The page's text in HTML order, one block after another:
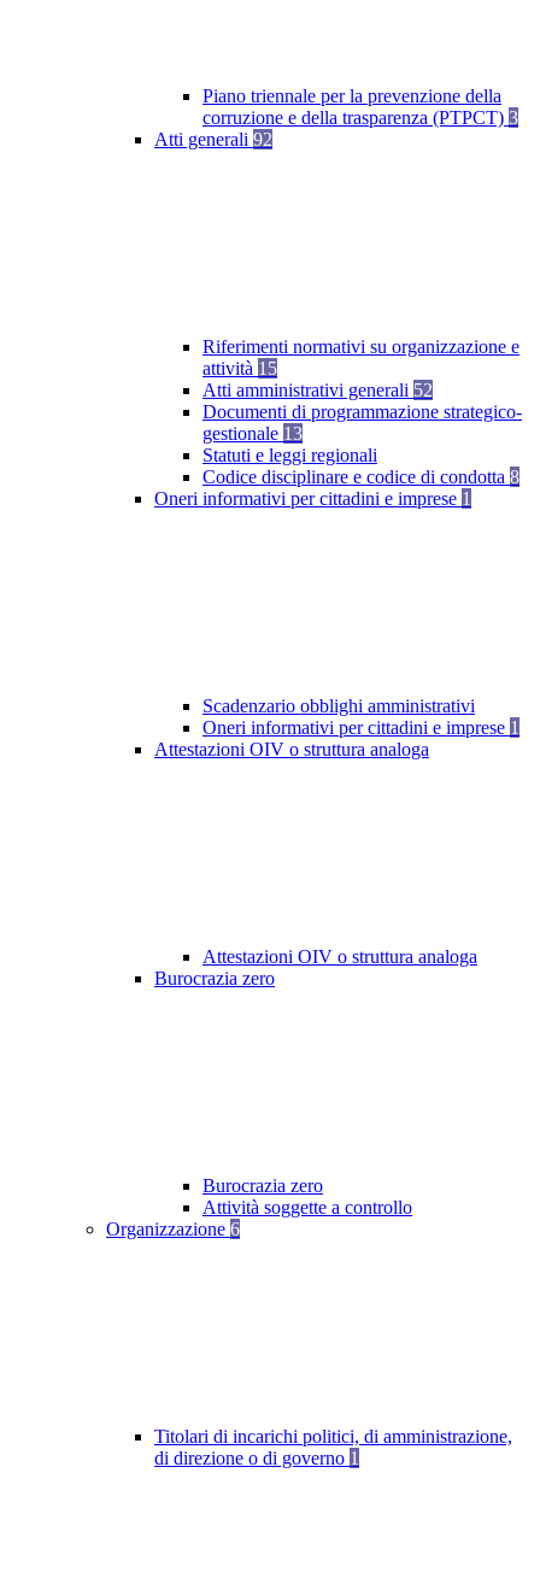
Piano triennale per la prevenzione della
corruzione e della trasparenza (PTPCT) 3
Atti generali 92
Riferimenti normativi su organizzazione e
attività 15
Atti amministrativi generali 52
Documenti di programmazione strategico-
gestionale 13
Statuti e leggi regionali
Codice disciplinare e codice di condotta 8
Oneri informativi per cittadini e imprese 1
Scadenzario obblighi amministrativi
Oneri informativi per cittadini e imprese 1
Attestazioni OIV o struttura analoga
Attestazioni OIV o struttura analoga
Burocrazia zero
Burocrazia zero
Attività soggette a controllo
Organizzazione 6
Titolari di incarichi politici, di amministrazione,
di direzione o di governo 1